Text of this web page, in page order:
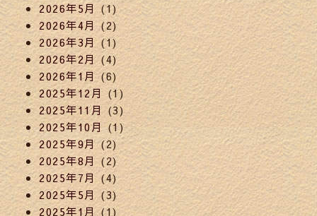
2026年5月 (1)
2026年4月 (2)
2026年3月 (1)
2026年2月(4)
2026年1月(6)
2025年12月 (1)
2025年11月 (3)
2025年10月 (1)
2025年9月 (2)
2025年8月 (2)
2025年7月 (4)
2025年5月(3)
2025年1月(1)